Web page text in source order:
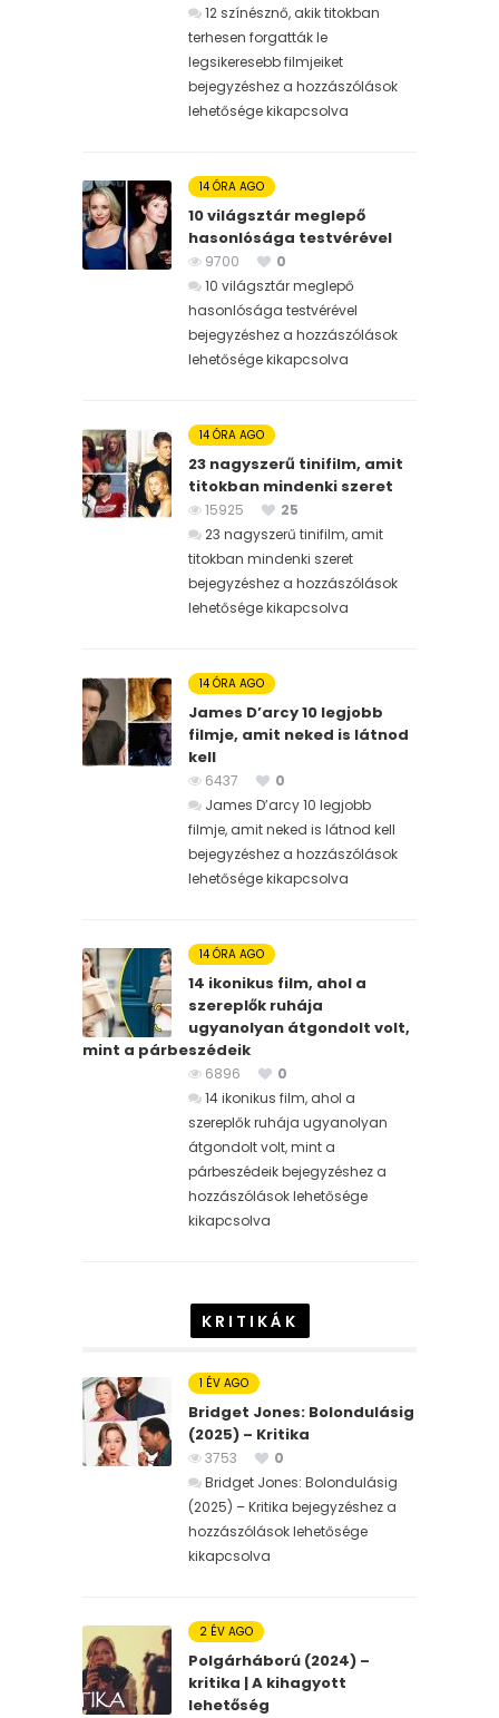
12 színésznő, akik titokban
terhesen forgatták le
legsikeresebb filmjeiket
bejegyzéshez a hozzászólások
lehetősége kikapcsolva
14 ÓRA AGO
10 világsztár meglepő
hasonlósága testvérével
9700
0
10 világsztár meglepő
hasonlósága testvérével
bejegyzéshez a hozzászólások
lehetősége kikapcsolva
14 ÓRA AGO
23 nagyszerű tinifilm, amit
titokban mindenki szeret
15925
25
23 nagyszerű tinifilm, amit
titokban mindenki szeret
bejegyzéshez a hozzászólások
lehetősége kikapcsolva
14 ÓRA AGO
James D’arcy 10 legjobb
filmje, amit neked is látnod
kell
6437
0
James D’arcy 10 legjobb
filmje, amit neked is látnod kell
bejegyzéshez a hozzászólások
lehetősége kikapcsolva
14 ÓRA AGO
14 ikonikus film, ahol a
szereplők ruhája
ugyanolyan átgondolt volt,
mint a párbeszédeik
6896
0
14 ikonikus film, ahol a
szereplők ruhája ugyanolyan
átgondolt volt, mint a
párbeszédeik bejegyzéshez a
hozzászólások lehetősége
kikapcsolva
KRITIKÁK
1 ÉV AGO
Bridget Jones: Bolondulásig
(2025) – Kritika
3753
0
Bridget Jones: Bolondulásig
(2025) – Kritika bejegyzéshez a
hozzászólások lehetősége
kikapcsolva
2 ÉV AGO
Polgárháború (2024) –
kritika | A kihagyott
lehetőség